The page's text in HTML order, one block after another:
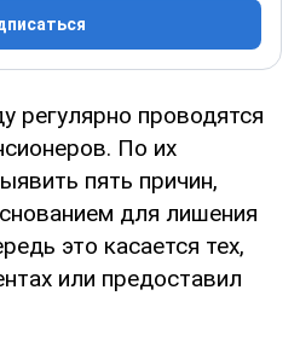
регулярно проводятся
По их
пять причин,
для лишения
это касается тех,
или предоставил